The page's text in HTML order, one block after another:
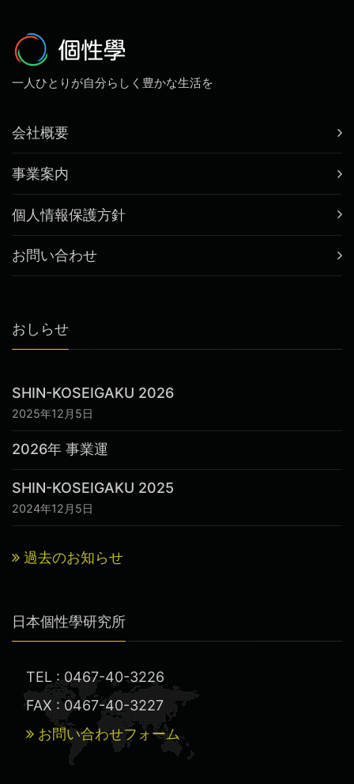
一人ひとりが自分らしく豊かな生活を
会社概要
事業案内
個人情報保護方針
お問い合わせ
おしらせ
SHIN-KOSEIGAKU 2026
2025年12月5日
2026年 事業運
SHIN-KOSEIGAKU 2025
2024年12月5日
過去のお知らせ
日本個性學研究所
TEL : 0467-40-3226
FAX : 0467-40-3227
お問い合わせフォーム